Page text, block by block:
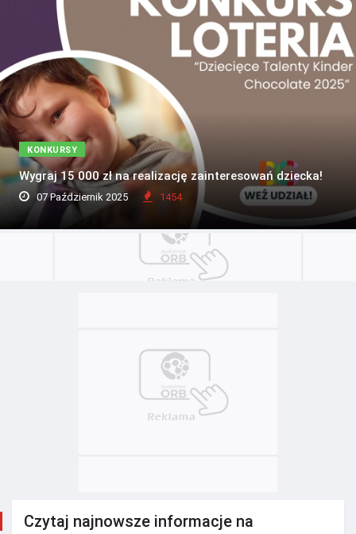
KONKURSY
Wygraj 15 000 zł na realizację zainteresowań dziecka!
07 Październik 2025 1454
Czytaj najnowsze informacje na